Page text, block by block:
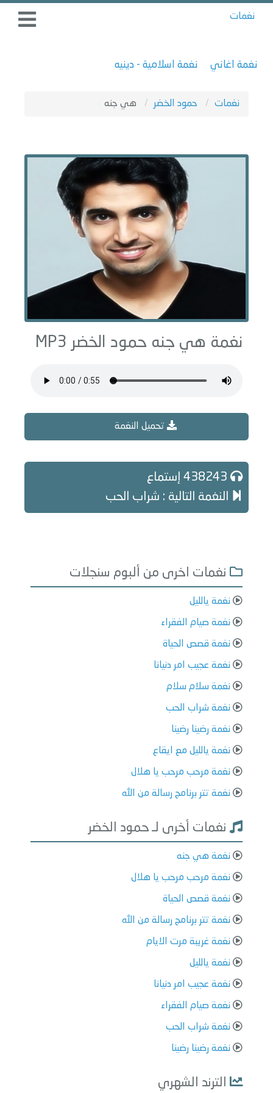
نغمات
نغمة اغاني نغمة اسلامية - دينيه
نغمات حمود الخضر هي جنه
نغمة هي جنه حمود الخضر MP3
تحميل النغمة
النغمة التالية : شراب الحب
نغمات اخرى من ألبوم سنجلات
نغمة يالليل
نغمة صيام الفقراء
نغمة قصص الحياة
نغمة عجيب امر دنيانا
نغمة سلام سلام
نغمة شراب الحب
نغمة رضينا رضينا
نغمة يالليل مع ايقاع
نغمة مرحب مرحب يا هلال
نغمة تتر برنامج رسالة من الله
نغمات أخرى لـ حمود الخضر
نغمة هي جنه
نغمة مرحب مرحب يا هلال
نغمة قصص الحياة
نغمة تتر برنامج رسالة من الله
نغمة غريبة مرت الايام
نغمة يالليل
نغمة عجيب امر دنيانا
نغمة صيام الفقراء
نغمة شراب الحب
نغمة رضينا رضينا
الترند الشهري